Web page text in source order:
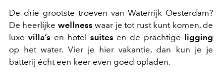
De drie grootste troeven van Waterrijk Oesterdam?
De heerlijke wellness waar je tot rust kunt komen, de
luxe villa’s en hotel suites en de prachtige ligging
op het water. Vier je hier vakantie, dan kun je je
batterij écht een keer even goed opladen.